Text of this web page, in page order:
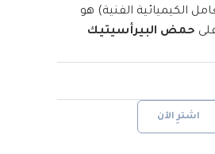
الكيميائية الفنية) هو
حمض البيرأسيتيك
اشترِ الآن